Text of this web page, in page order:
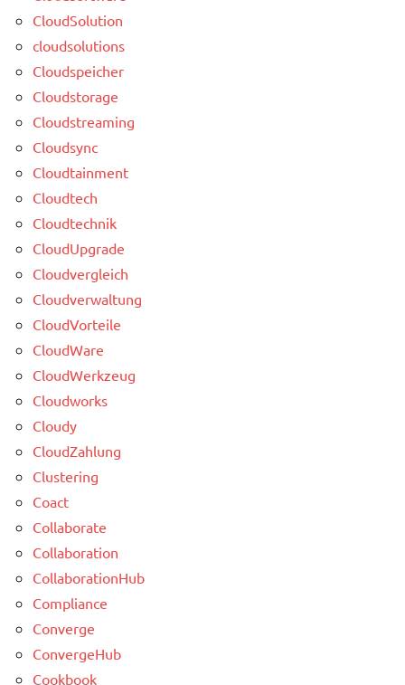
CloudSolution
cloudsolutions
Cloudspeicher
Cloudstorage
Cloudstreaming
Cloudsync
Cloudtainment
Cloudtech
Cloudtechnik
CloudUpgrade
Cloudvergleich
Cloudverwaltung
CloudVorteile
CloudWare
CloudWerkzeug
Cloudworks
Cloudy
CloudZahlung
Clustering
Coact
Collaborate
Collaboration
CollaborationHub
Compliance
Converge
ConvergeHub
Cookbook